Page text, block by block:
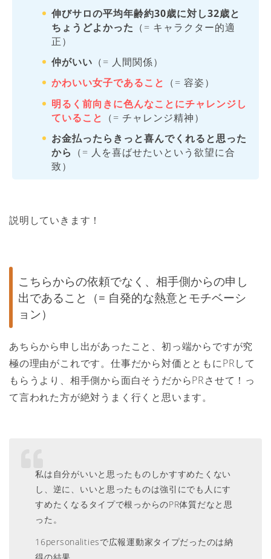
伸びサロの平均年齢約30歳に対し32歳と
ちょうどよかった （= キャラクター的適
正）
仲がいい （= 人間関係）
かわいい女子であること （= 容姿）
明るく前向きに色んなことにチャレンジし
ていること （= チャレンジ精神）
お金払ったらきっと喜んでくれると思った
から （= 人を喜ばせたいという欲望に合
致）
説明していきます！
こちらからの依頼でなく、相手側からの申し
出であること（= 自発的な熱意とモチベーシ
ョン）
あちらから申し出があったこと、初っ端からですが究
極の理由がこれです。仕事だから対価とともにPRして
もらうより、相手側から面白そうだからPRさせて！っ
て言われた方が絶対うまく行くと思います。
私は自分がいいと思ったものしかすすめたくない
し、逆に、いいと思ったものは強引にでも人にす
すめたくなるタイプで根っからのPR体質だなと思
った。
16personalitiesで広報運動家タイプだったのは納
得の結果。